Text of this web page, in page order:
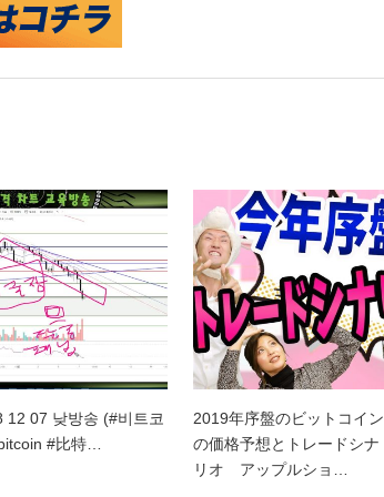
12 07 낮방송 (#비트코
#比特…
2019年序盤のビットコイン
の価格予想とトレードシナ
リオ アップルショ…